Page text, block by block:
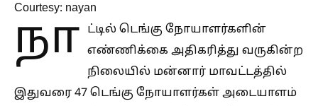
Courtesy: nayan
நா ட்டில் டெங்கு நோயாளர்களின்
எண்ணிக்கை அதிகரித்து வருகின்ற
நிலையில் மன்னார் மாவட்டத்தில்
இதுவரை 47 டெங்கு நோயாளர்கள் அடையாளம்